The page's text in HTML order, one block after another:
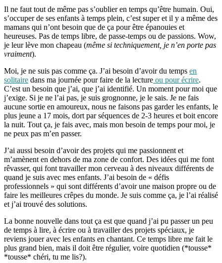
Il ne faut tout de même pas s’oublier en temps qu’être humain. Oui,
s’occuper de ses enfants à temps plein, c’est super et il y a même des
mamans qui n’ont besoin que de ça pour être épanouies et
heureuses. Pas de temps libre, de passe-temps ou de passions. Wow,
je leur lève mon chapeau (même si techniquement, je n’en porte pas
vraiment).
Moi, je ne suis pas comme ça. J’ai besoin d’avoir du temps en
solitaire dans ma journée pour faire de la lecture ou pour écrire.
C’est un besoin que j’ai, que j’ai identifié. Un moment pour moi que
j’exige. Si je ne l’ai pas, je suis grognonne, je le sais. Je ne fais
aucune sortie en amoureux, nous ne faisons pas garder les enfants, le
plus jeune a 17 mois, dort par séquences de 2-3 heures et boit encore
la nuit. Tout ça, je fais avec, mais mon besoin de temps pour moi, je
ne peux pas m’en passer.
J’ai aussi besoin d’avoir des projets qui me passionnent et
m’amènent en dehors de ma zone de confort. Des idées qui me font
rêvasser, qui font travailler mon cerveau à des niveaux différents de
quand je suis avec mes enfants. J’ai besoin de « défis
professionnels » qui sont différents d’avoir une maison propre ou de
faire les meilleures crêpes du monde. Je suis comme ça, je l’ai réalisé
et j’ai trouvé des solutions.
La bonne nouvelle dans tout ça est que quand j’ai pu passer un peu
de temps à lire, à écrire ou à travailler des projets spéciaux, je
reviens jouer avec les enfants en chantant. Ce temps libre me fait le
plus grand bien, mais il doit être régulier, voire quotidien (*tousse*
*tousse* chéri, tu me lis?).